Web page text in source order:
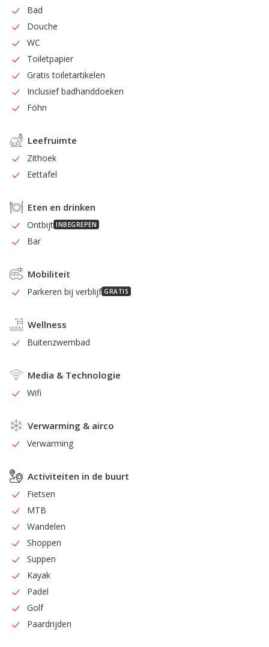
Bad
Douche
WC
Toiletpapier
Gratis toiletartikelen
Inclusief badhanddoeken
Föhn
Leefruimte
Zithoek
Eettafel
Eten en drinken
Ontbijt INBEGREPEN
Bar
Mobiliteit
Parkeren bij verblijf GRATIS
Wellness
Buitenzwembad
Media & Technologie
Wifi
Verwarming & airco
Verwarming
Activiteiten in de buurt
Fietsen
MTB
Wandelen
Shoppen
Suppen
Kayak
Padel
Golf
Paardrijden